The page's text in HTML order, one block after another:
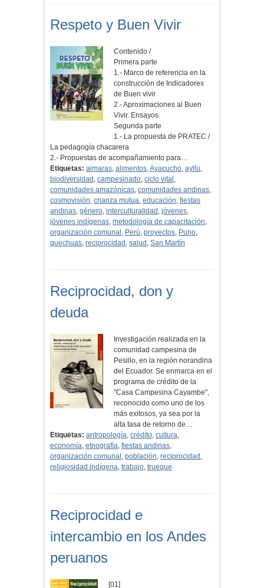
Respeto y Buen Vivir
Contenido /
Primera parte
1.- Marco de referencia en la
construcción de Indicadores
de Buen vivir
2.- Aproximaciones al Buen
Vivir. Ensayos
Segunda parte
1.- La propuesta de PRATEC /
La pedagogía chacarera
2.- Propuestas de acompañamiento para…
Etiquetas: aimaras, alimentos,Ayacucho, ayllu,
biodiversidad , campesinado, ciclo vital ,
comunidades amazónicas, comunidades andinas,
cosmovisión, crianza mutua, educación, fiestas
andinas, género, interculturalidad , jóvenes,
jóvenes indígenas, metodología de capacitación,
organización comunal , Perú, proyectos, Puno,
quechuas, reciprocidad , salud , San Martín
Reciprocidad, don y
deuda
Investigación realizada en la
comunidad campesina de
Pesillo, en la región norandina
del Ecuador. Se enmarca en el
programa de crédito de la
"Casa Campesina Cayambe",
reconocido como uno de los
más exitosos, ya sea por la
alta tasa de retorno de…
Etiquetas: antropología, crédito, cultura,
economía, etnografía, fiestas andinas,
organización comunal , población, reciprocidad ,
religiosidad indígena, trabajo, trueque
Reciprocidad e
intercambio en los Andes
peruanos
[01]